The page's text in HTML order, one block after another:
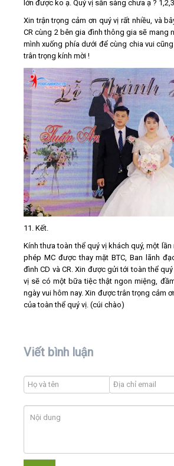
lớn được ko ạ. Quý vị sẵn sàng chưa ạ ?
Xin trận trọng cảm ơn quý vị rất nhiều, và
CR cùng 2 bên gia đình thông gia sẽ mang
mình xuống phía dưới để cùng chia vui
trân trọng kính mời !
11. Kết.
Kính thưa toàn thể quý vị khách quý, một
phép MC được thay mặt BTC, Ban lãnh
đình CD và CR. Xin được gửi tới toàn thể
vị sẽ có một bữa tiệc thật ngon miệng,
ngày vui hôm nay. Xin được trân trọng cảm
của toàn thể quý vị. (cúi chào)
Viết bình luận